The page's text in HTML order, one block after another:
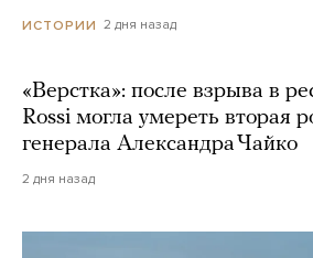
ИСТОРИИ 2 дня назад
«Верстка»: после взрыва в
Rossi могла умереть вторая
генерала Александра Чайко
2 дня назад